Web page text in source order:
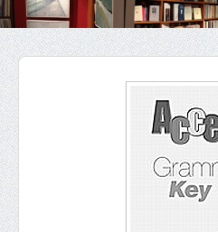
Επικοινωνία